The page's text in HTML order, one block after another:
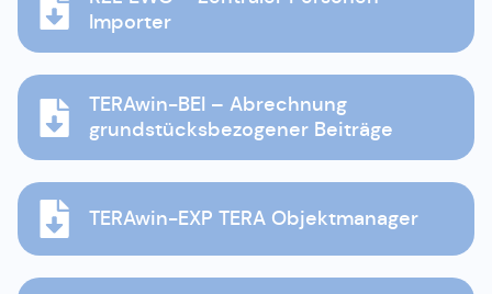
Importer
TERAwin-BEI – Abrechnung
grundstücksbezogener Beiträge
TERAwin-EXP TERA Objektmanager